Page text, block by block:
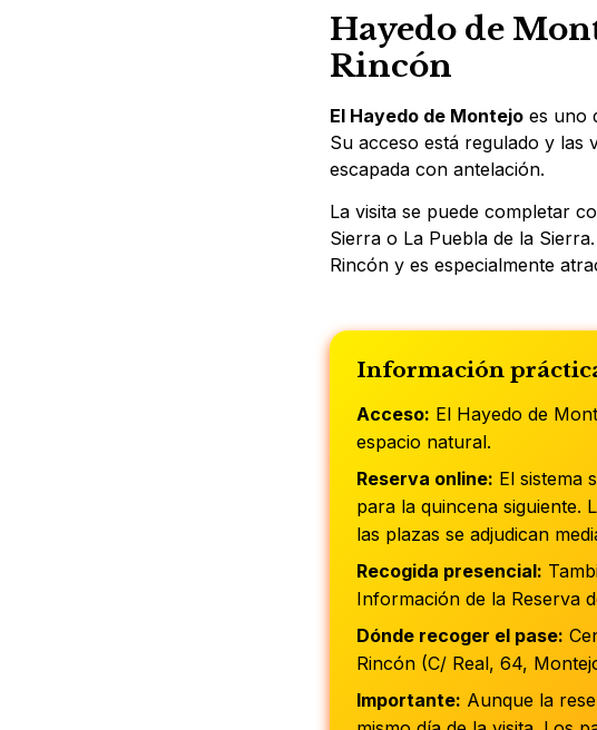
Hayedo de
Rincón
El Hayedo de Montejo es uno
Su acceso está regulado y las
escapada con antelación.
La visita se puede completar
Sierra o La Puebla de la
Rincón y es especialmente
Información
Acceso: El Hayedo de
espacio natural.
Reserva online: El sistema
para la quincena siguiente.
las plazas se adjudican
Recogida presencial:
Información de la Reserva
Dónde recoger el pase:
Rincón (C/ Real, 64,
Importante: Aunque la